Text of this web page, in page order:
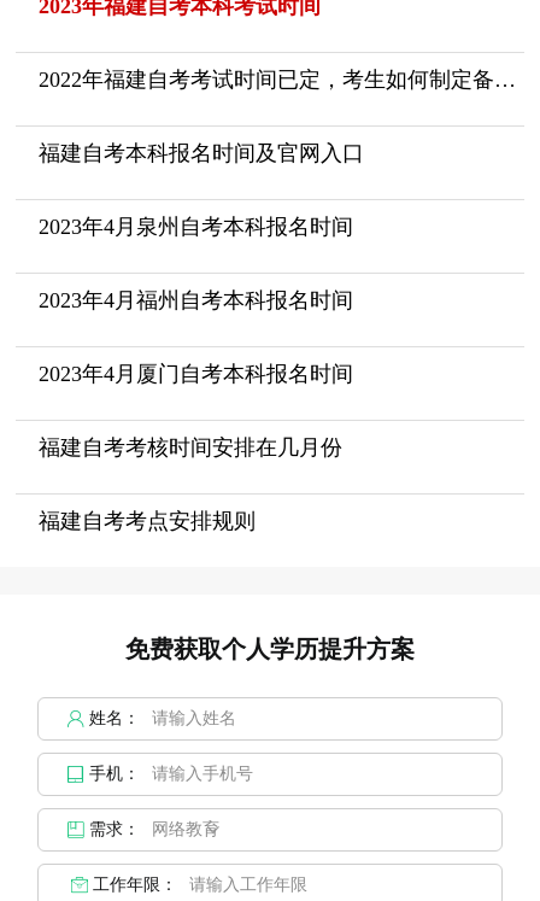
2023年福建自考本科考试时间
2022年福建自考考试时间已定，考生如何制定备考计划呢？
福建自考本科报名时间及官网入口
2023年4月泉州自考本科报名时间
2023年4月福州自考本科报名时间
2023年4月厦门自考本科报名时间
福建自考考核时间安排在几月份
福建自考考点安排规则
免费获取个人学历提升方案
姓名：
手机：
需求：
工作年限：